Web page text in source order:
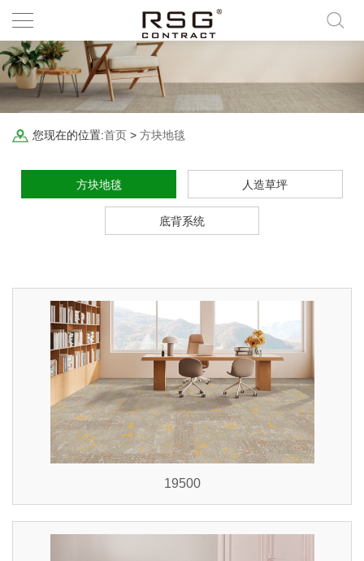
您现在的位置:首页 > 方块地毯
方块地毯 人造草坪
底背系统
19500